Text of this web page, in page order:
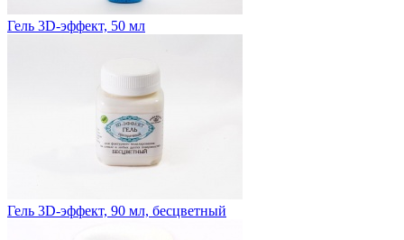
Гель 3D-эффект, 50 мл
Гель 3D-эффект, 90 мл, бесцветный